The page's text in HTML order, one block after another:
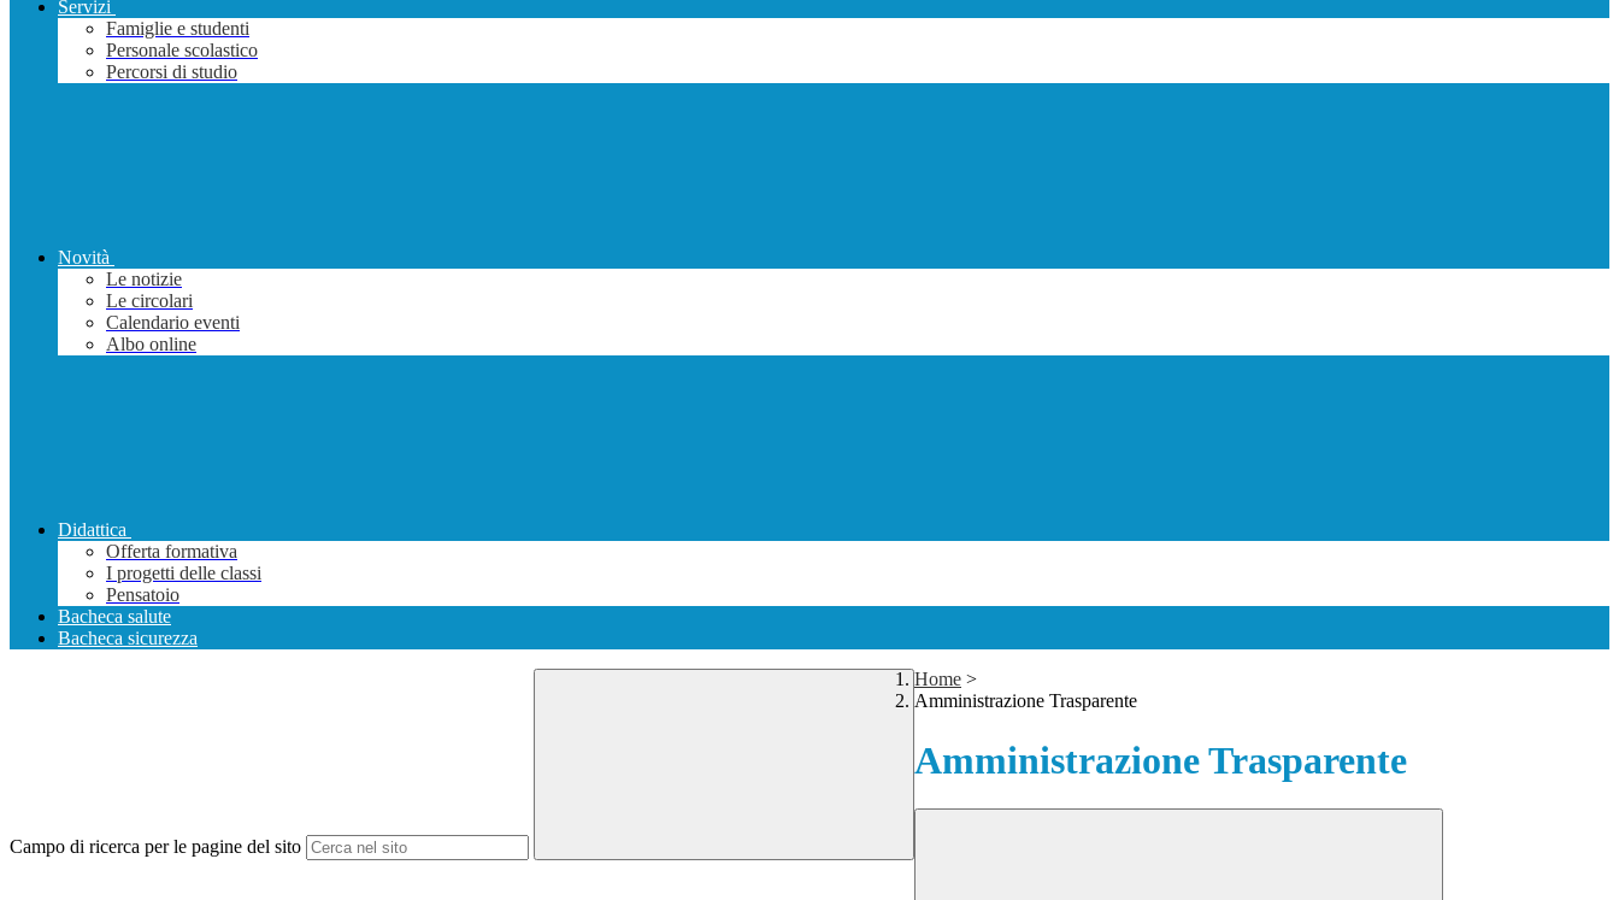
Servizi
Famiglie e studenti
Personale scolastico
Percorsi di studio
Novità
Le notizie
Le circolari
Calendario eventi
Albo online
Didattica
Offerta formativa
I progetti delle classi
Pensatoio
Bacheca salute
Bacheca sicurezza
Campo di ricerca per le pagine del sito
Home >
Amministrazione Trasparente
Amministrazione Trasparente